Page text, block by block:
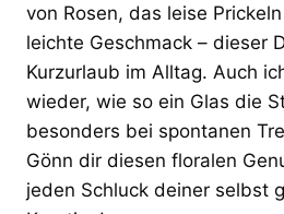
von Rosen, das leise
leichte Geschmack – dieser
Kurzurlaub im Alltag. Auch
wieder, wie so ein Glas die
besonders bei spontanen
Gönn dir diesen floralen
jeden Schluck deiner selbst